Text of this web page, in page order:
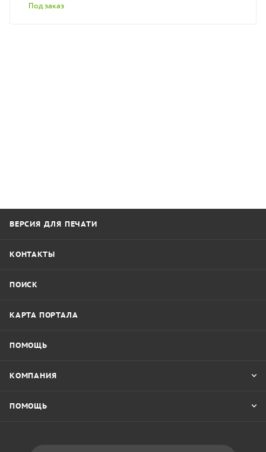
Под заказ
ВЕРСИЯ ДЛЯ ПЕЧАТИ
КОНТАКТЫ
ПОИСК
КАРТА ПОРТАЛА
ПОМОЩЬ
КОМПАНИЯ
ПОМОЩЬ